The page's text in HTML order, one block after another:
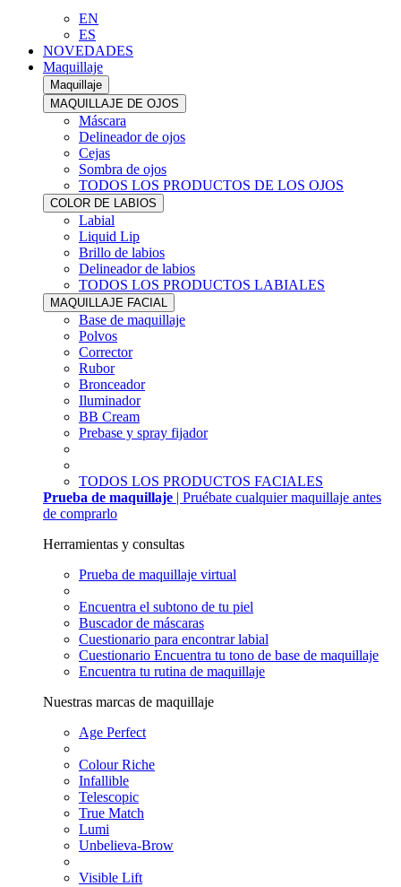
EN
ES
NOVEDADES
Maquillaje
Maquillaje
MAQUILLAJE DE OJOS
Máscara
Delineador de ojos
Cejas
Sombra de ojos
TODOS LOS PRODUCTOS DE LOS OJOS
COLOR DE LABIOS
Labial
Liquid Lip
Brillo de labios
Delineador de labios
TODOS LOS PRODUCTOS LABIALES
MAQUILLAJE FACIAL
Base de maquillaje
Polvos
Corrector
Rubor
Bronceador
Iluminador
BB Cream
Prebase y spray fijador
TODOS LOS PRODUCTOS FACIALES
Prueba de maquillaje | Pruébate cualquier maquillaje antes
de comprarlo
Herramientas y consultas
Prueba de maquillaje virtual
Encuentra el subtono de tu piel
Buscador de máscaras
Cuestionario para encontrar labial
Cuestionario Encuentra tu tono de base de maquillaje
Encuentra tu rutina de maquillaje
Nuestras marcas de maquillaje
Age Perfect
Colour Riche
Infallible
Telescopic
True Match
Lumi
Unbelieva-Brow
Visible Lift